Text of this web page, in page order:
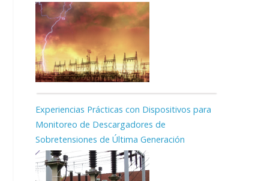
Experiencias Prácticas con Dispositivos para
Monitoreo de Descargadores de
Sobretensiones de Última Generación